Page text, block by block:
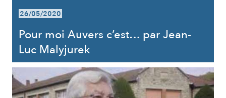
26/05/2020
Pour moi Auvers c’est… par Jean-
Luc Malyjurek